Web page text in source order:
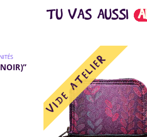
TU VAS AUSSI